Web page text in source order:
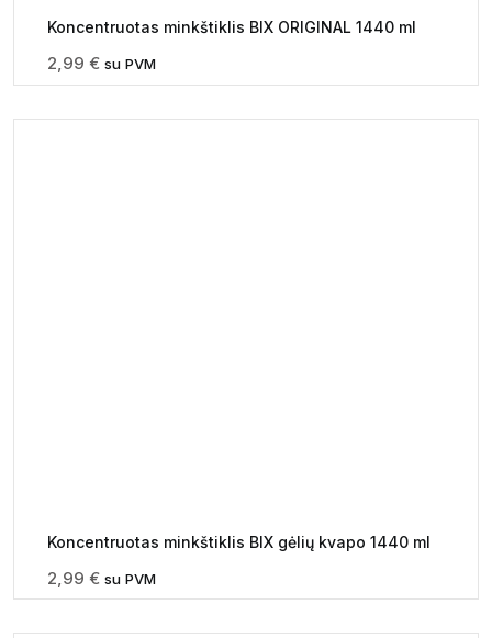
Koncentruotas minkštiklis BIX ORIGINAL 1440 ml
2,99 € su PVM
Koncentruotas minkštiklis BIX gėlių kvapo 1440 ml
2,99 € su PVM